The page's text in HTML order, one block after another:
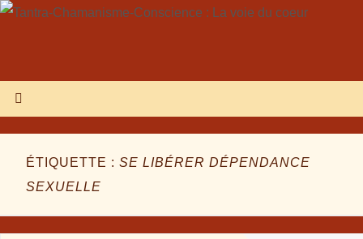
ÉTIQUETTE : SE LIBÉRER DÉPENDANCE
SEXUELLE